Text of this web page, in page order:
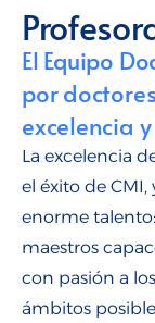
Grados
Especializaciones
Doctorado
Talento para
CMI Journal
El Equipo
por
excelencia
La excelencia
el éxito de
enorme
maestros
con pasión a
ámbitos